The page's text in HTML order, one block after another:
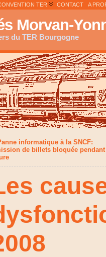
TER CONTACT A
Morvan-
du TER Bourgogne
informatique à la SNCF:
de billets bloquée